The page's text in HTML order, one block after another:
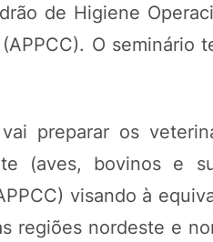
de Higiene
O
preparar os
(aves, bovinos e
visando à
regiões nordeste e